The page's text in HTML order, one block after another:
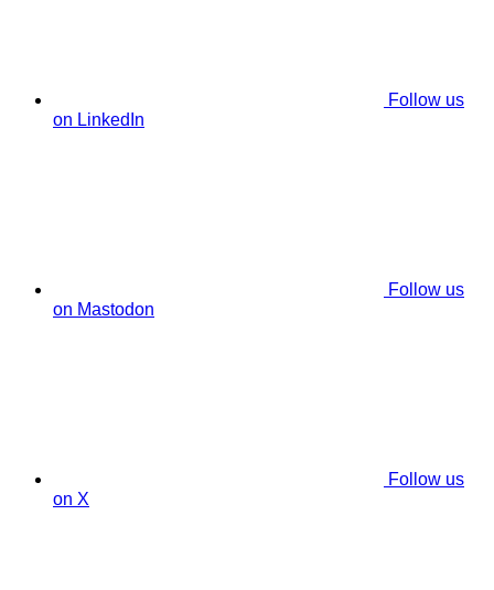
Follow us
on LinkedIn
Follow us
on Mastodon
Follow us
on X